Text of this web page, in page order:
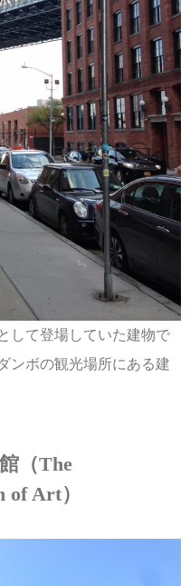
して登場していた建物で
ボの観光場所にある建
（The
Art）